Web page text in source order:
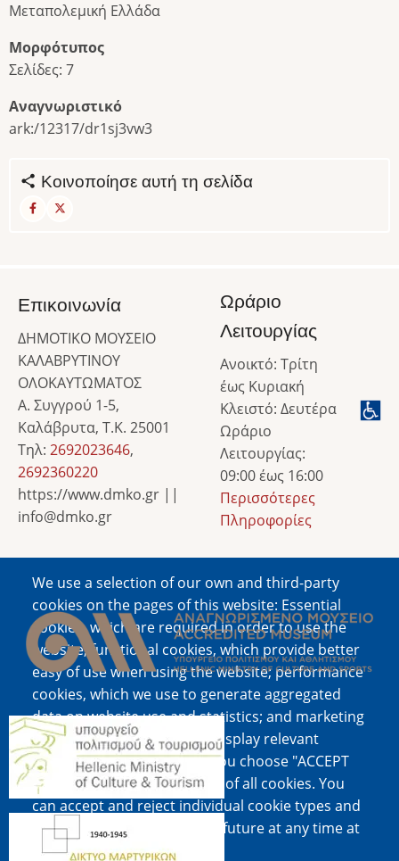
Μεταπολεμική Ελλάδα
Μορφότυπος
Σελίδες: 7
Αναγνωριστικό
ark:/12317/dr1sj3vw3
Κοινοποίησε αυτή τη σελίδα
We use a selection of our own and third-party
cookies on the pages of this website: Essential
cookies, which are required in order to use the
website; functional cookies, which provide better
easy of use when using the website; performance
cookies, which we use to generate aggregated
data on website use and statistics; and marketing
cookies, which are used to display relevant
content and advertising. If you choose "ACCEPT
ALL", you consent to the use of all cookies. You
can accept and reject individual cookie types and
revoke your consent for the future at any time at
"Settings".
Επικοινωνία
ΔΗΜΟΤΙΚΟ ΜΟΥΣΕΙΟ
ΚΑΛΑΒΡΥΤΙΝΟΥ
ΟΛΟΚΑΥΤΩΜΑΤΟΣ
Α. Συγγρού 1-5,
Καλάβρυτα, Τ.Κ. 25001
Τηλ: 2692023646,
2692360220
https://www.dmko.gr ||
info@dmko.gr
Ωράριο
Λειτουργίας
Ανοικτό: Τρίτη
έως Κυριακή
Κλειστό: Δευτέρα
Ωράριο
Λειτουργίας:
09:00 έως 16:00
Περισσότερες
Πληροφορίες
Image
Image
Image